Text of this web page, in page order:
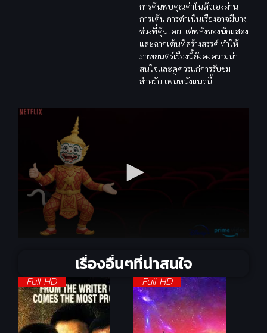
การค้นพบคุณค่าในตัวเองผ่าน
การเต้น การดำเนินเรื่องอาจมีบาง
ช่วงที่คุ้นเคย แต่พลังของนักแสดง
และฉากเต้นที่สร้างสรรค์ ทำให้
ภาพยนตร์เรื่องนี้ยังคงความน่า
สนใจและคู่ควรแก่การรับชม
สำหรับแฟนหนังแนวนี้
เรื่องอื่นๆที่น่าสนใจ
Full HD Full HD